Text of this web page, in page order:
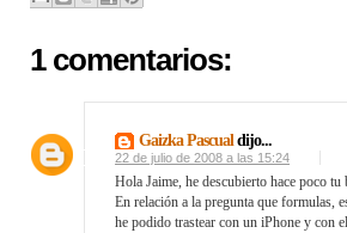
1 comentarios:
Gaizka Pascualdijo...
22 de julio de 2008 a las 15:24
Hola Jaime, he descubierto hace poco
En relación a la pregunta que formulas,
he podido trastear con un iPhone y con